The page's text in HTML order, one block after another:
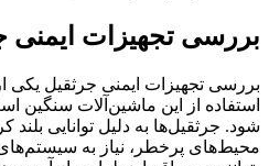
بررسی تجهیزات ایمنی
بررسی تجهیزات ایمنی جرثقیل یکی
استفاده از این ماشین‌آلات سنگین
شود. جرثقیل‌ها به دلیل توانایی
محیط‌های پرخطر، نیاز به سیستم‌های